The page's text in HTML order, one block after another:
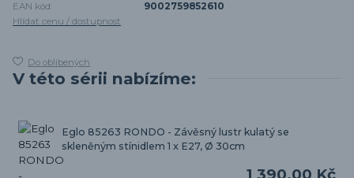
EAN kód:
9002759852610
Hlídat cenu / dostupnost
Do oblíbených
V této sérii nabízíme:
Eglo 85263 RONDO - Závěsný lustr kulatý se
skleněným stínidlem 1 x E27, Ø 30cm